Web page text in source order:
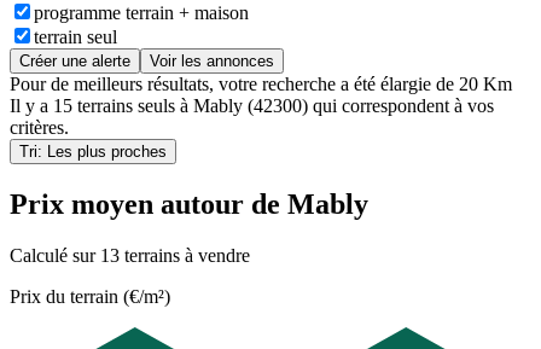
programme terrain + maison
terrain seul
Créer une alerte Voir les annonces
Pour de meilleurs résultats, votre recherche a été élargie de 20 Km
Il y a 15 terrains seuls à Mably (42300) qui correspondent à vos
critères.
Tri: Les plus proches
Prix moyen autour de Mably
Calculé sur 13 terrains à vendre
Prix du terrain (€/m²)